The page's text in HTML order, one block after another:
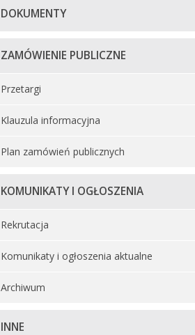
DOKUMENTY
ZAMÓWIENIE PUBLICZNE
Przetargi
Klauzula informacyjna
Plan zamówień publicznych
KOMUNIKATY I OGŁOSZENIA
Rekrutacja
Komunikaty i ogłoszenia aktualne
Archiwum
INNE